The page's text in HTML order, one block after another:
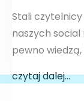
Stali
naszych
pewno
czytaj dalej...